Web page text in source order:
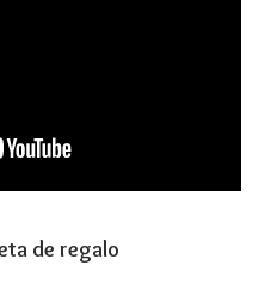
de regalo